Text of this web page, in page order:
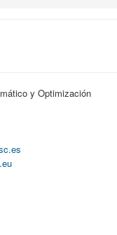
y Optimización